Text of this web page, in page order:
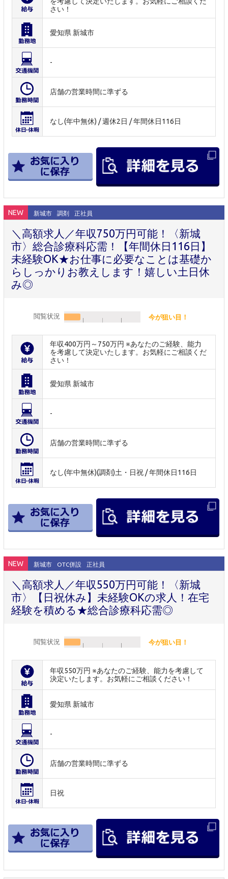
さい！
愛知県 新城市
-
店舗の営業時間に準ずる
なし(年中無休) / 週休2日 / 年間休日116日
NEW 新城市 調剤 正社員
＼高額求人／年収750万円可能！〈新城
市〉総合診療科応需！【年間休日116日】
未経験OK★お仕事に必要なことは基礎か
らしっかりお教えします！嬉しい土日休
み◎
閲覧状況 今が狙い目！
年収400万円～750万円 ※あなたのご経験、能力
を考慮して決定いたします。お気軽にご相談くだ
さい！
愛知県 新城市
-
店舗の営業時間に準ずる
なし(年中無休)(調剤)土・日祝 / 年間休日116日
NEW 新城市 OTC併設 正社員
＼高額求人／年収550万円可能！〈新城
市〉【日祝休み】未経験OKの求人！在宅
経験を積める★総合診療科応需◎
閲覧状況 今が狙い目！
年収550万円 ※あなたのご経験、能力を考慮して
決定いたします。お気軽にご相談ください！
愛知県 新城市
-
店舗の営業時間に準ずる
日祝